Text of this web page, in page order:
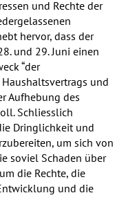
und Rechte der
hervor, dass der
und 29. Juni einen
“der
und
Aufhebung des
Schliesslich
Dringlichkeit und
um sich von
soviel Schaden über
die Rechte, die
und die